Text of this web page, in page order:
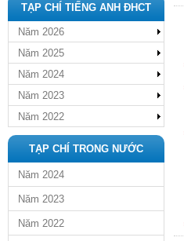
TẠP CHÍ TIẾNG ANH ĐHCT
Năm 2026
Năm 2025
Năm 2024
Năm 2023
Năm 2022
TẠP CHÍ TRONG NƯỚC
Năm 2024
Năm 2023
Năm 2022